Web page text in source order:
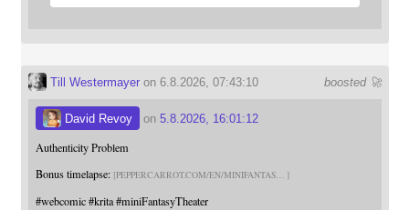
boosted 🚀
Till Westermayeron 6.8.2026, 07:43:10
David Revoy on 5.8.2026, 16:01:12
Authenticity Problem
Bonus timelapse: PEPPERCARROT.COM/EN/MINIFANTAS
#webcomic #krita #miniFantasyTheater